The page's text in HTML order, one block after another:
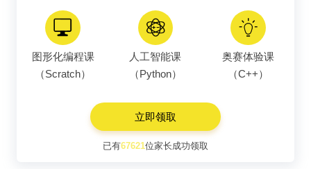
图形化编程课
（Scratch）
人工智能课
（Python）
奥赛体验课
（C++）
立即领取
已有67621位家长成功领取